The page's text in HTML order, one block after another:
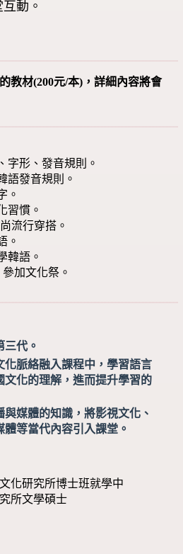
動。
教材(200元/本)，詳細內容將會
字形、發音規則。
語發音規則。
。
習慣。
流行穿搭。
。
韓語。
加文化祭。
代。
化脈絡融入課程中，學習語言
文化的理解，進而提升學習的
與媒體的知識，將影視文化、
等當代內容引入課堂。
化研究所博士班就學中
所文學碩士